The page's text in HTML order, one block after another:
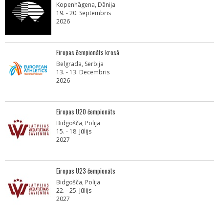
Kopenhāgena, Dānija
19. - 20. Septembris
2026
Eiropas čempionāts krosā
Belgrada, Serbija
13. - 13. Decembris
2026
Eiropas U20 čempionāts
Bidgošča, Polija
15. - 18. Jūlijs
2027
Eiropas U23 čempionāts
Bidgošča, Polija
22. - 25. Jūlijs
2027